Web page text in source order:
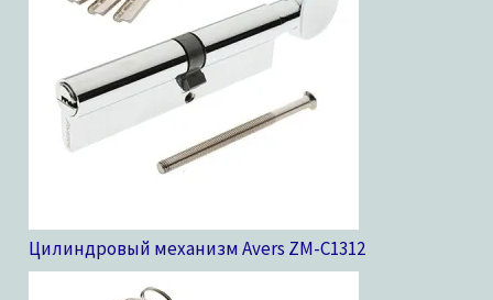
Цилиндровый механизм Avers ZM-C1312